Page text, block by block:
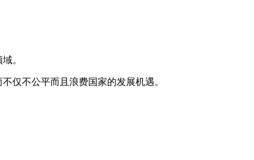
。
仅不公平而且浪费国家的发展机遇。